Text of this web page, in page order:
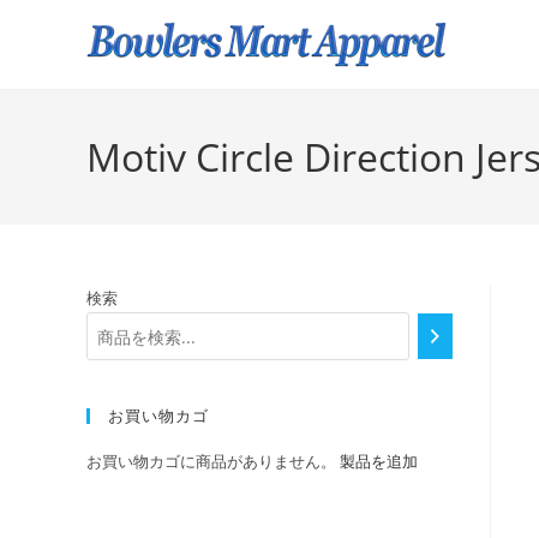
Motiv Circle Direction
検索
お買い物カゴ
お買い物カゴに商品がありません。 製品を追加